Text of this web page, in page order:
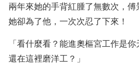
兩年來她的手背紅腫了無數次，
她卻為了他，一次次忍了下來！
「看什麼看？能進奧樞宮工作是
還在這裡磨洋工？」